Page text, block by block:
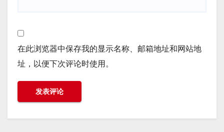
在此浏览器中保存我的显示名称、邮箱地址和网站地
址，以便下次评论时使用。